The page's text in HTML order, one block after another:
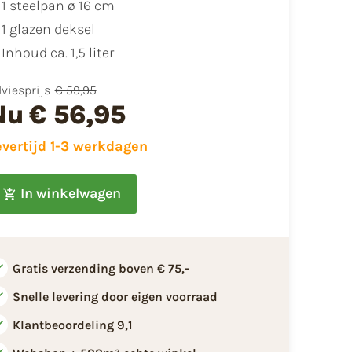
1 steelpan ø 16 cm
1 glazen deksel
Inhoud ca. 1,5 liter
€ 59,95
€ 56,95
1-3 werkdagen
In winkelwagen
Gratis verzending boven € 75,-
Snelle levering door eigen voorraad
Klantbeoordeling 9,1